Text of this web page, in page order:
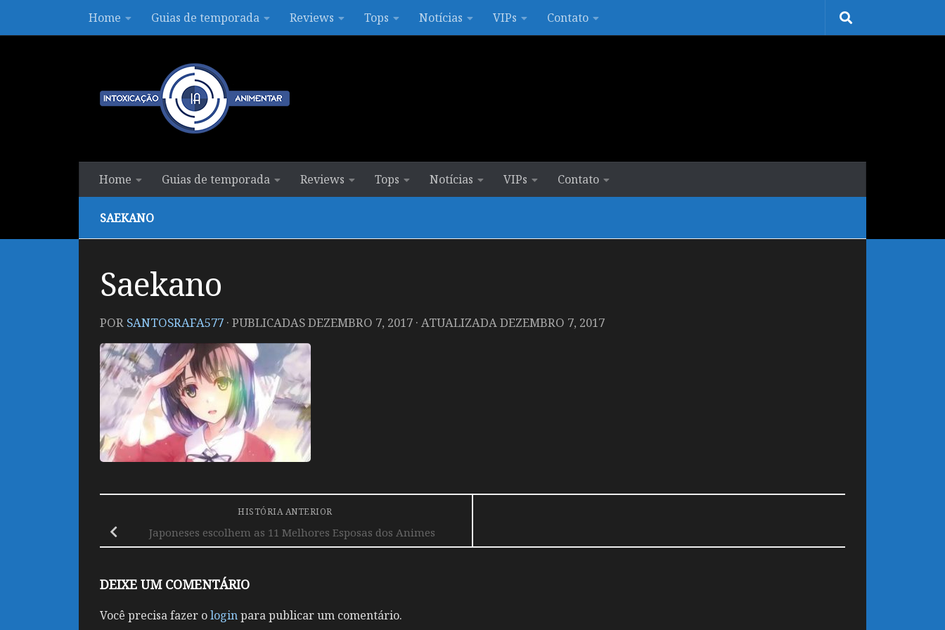
Skip to contentHome Guias de temporada Reviews Tops Notícias VIPs Contato
Home Guias de temporada Reviews Tops Notícias VIPs Contato
SAEKANO
Saekano
POR SANTOSRAFA577 · PUBLICADASDEZEMBRO 7, 2017 · ATUALIZADADEZEMBRO 7, 2017
HISTÓRIA ANTERIOR
Japoneses escolhem as 11 Melhores Esposas dos Animes
DEIXE UM COMENTÁRIO
Você precisa fazer ologinpara publicar um comentário.